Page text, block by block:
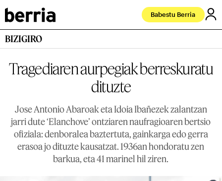
Babestu Berria
BIZIGIRO
Tragediaren aurpegiak berreskuratu
dituzte
Jose Antonio Abaroak eta Idoia Ibañezek zalantzan
jarri dute ‘Elanchove’ ontziaren naufragioaren bertsio
ofiziala: denboralea baztertuta, gainkarga edo gerra
erasoa jo dituzte kausatzat. 1936an hondoratu zen
barkua, eta 41 marinel hil ziren.